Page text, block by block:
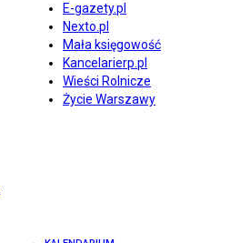
E-gazety.pl
Nexto.pl
Mała księgowość
Kancelarierp.pl
Wieści Rolnicze
Życie Warszawy